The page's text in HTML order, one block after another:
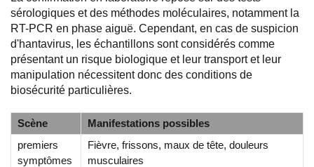
sérologiques et des méthodes moléculaires, notamment la
RT-PCR en phase aiguë. Cependant, en cas de suspicion
d'hantavirus, les échantillons sont considérés comme
présentant un risque biologique et leur transport et leur
manipulation nécessitent donc des conditions de
biosécurité particulières.
Scène
Manifestations possibles
premiers
symptômes
Fièvre, frissons, maux de tête, douleurs
musculaires